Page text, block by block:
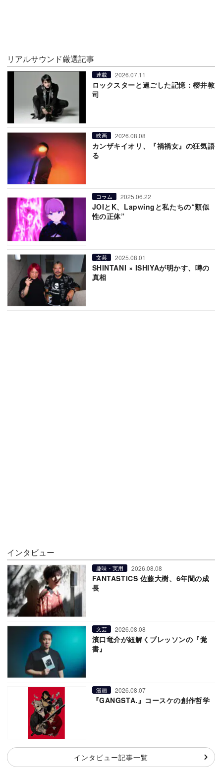
リアルサウンド厳選記事
連載 2026.07.11
ロックスターと過ごした記憶：櫻井敦
司
映画 2026.08.08
カンザキイオリ、『禍禍女』の狂気語
る
コラム 2025.06.22
JOIとK、Lapwingと私たちの“類似
性の正体”
文芸 2025.08.01
SHINTANI × ISHIYAが明かす、噂の
真相
インタビュー
趣味・実用 2026.08.08
FANTASTICS 佐藤大樹、6年間の成
長
文芸 2026.08.08
濱口竜介が紐解くブレッソンの『覚
書』
漫画 2026.08.07
『GANGSTA.』コースケの創作哲学
インタビュー記事一覧